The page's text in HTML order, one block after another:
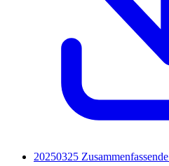
20250325